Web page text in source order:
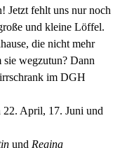
Jetzt fehlt uns nur noch
und kleine Löffel.
die nicht mehr
wegzutun? Dann
im DGH
22. April, 17. Juni und
und Regina